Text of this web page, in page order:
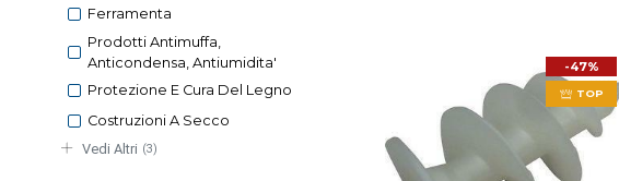
Ferramenta
Prodotti Antimuffa,
Anticondensa, Antiumidita'
Protezione E Cura Del Legno
Costruzioni A Secco
Vedi Altri (3)
-47%
TOP